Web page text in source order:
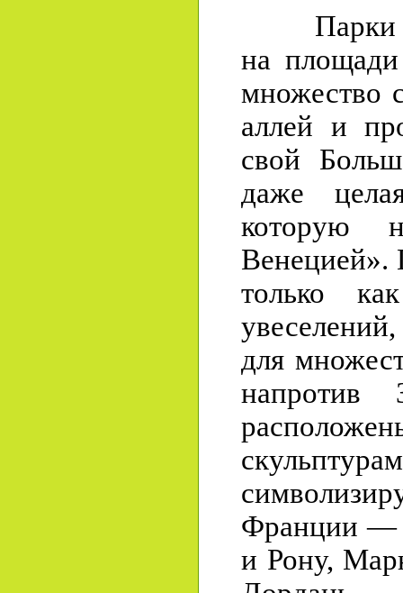
Парки
на
множество
аллей и
свой
даже
которую
Венецией».
только
для
напротив
Франции —
и Рону,